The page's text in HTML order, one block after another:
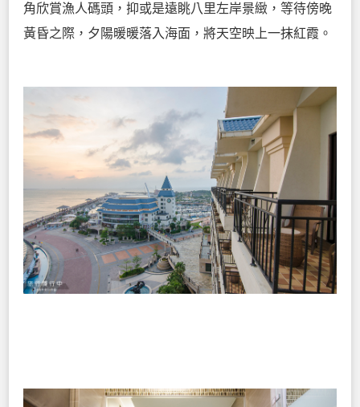
角欣賞漁人碼頭，抑或是遠眺八里左岸景緻，等待傍晚
黃昏之際，夕陽暖暖落入海面，將天空映上一抹紅霞。